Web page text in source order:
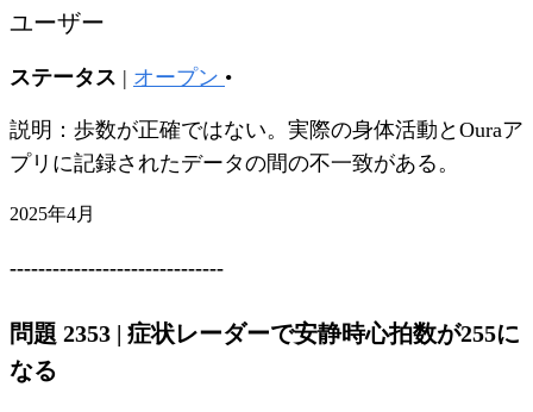
ユーザー
ステータス | オープン •
説明：歩数が正確ではない。実際の身体活動とOuraア
プリに記録されたデータの間の不一致がある。
2025年4月
------------------------------
問題 2353 | 症状レーダーで安静時心拍数が255に
なる